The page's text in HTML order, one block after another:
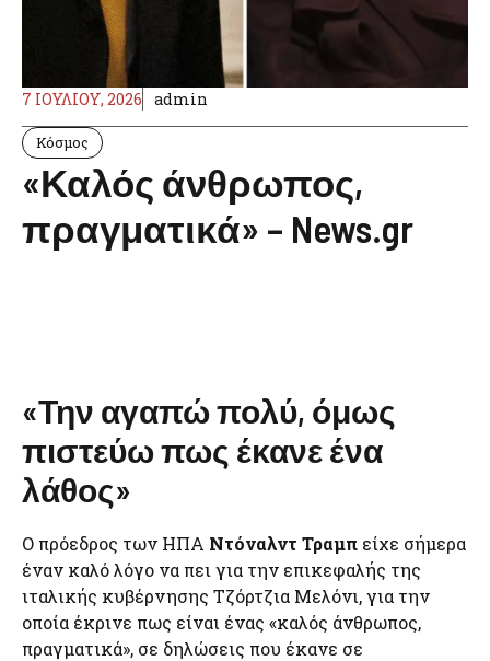
7 ΙΟΥΛΊΟΥ, 2026 admin
Κόσμος
«Καλός άνθρωπος,
πραγματικά» – News.gr
«Την αγαπώ πολύ, όμως
πιστεύω πως έκανε ένα
λάθος»
Ο πρόεδρος των ΗΠΑ Ντόναλντ Τραμπ είχε σήμερα
έναν καλό λόγο να πει για την επικεφαλής της
ιταλικής κυβέρνησης Τζόρτζια Μελόνι, για την
οποία έκρινε πως είναι ένας «καλός άνθρωπος,
πραγματικά», σε δηλώσεις που έκανε σε